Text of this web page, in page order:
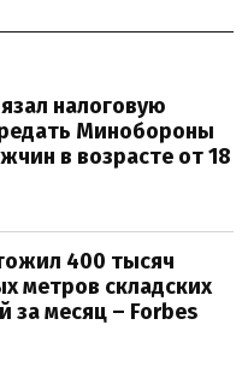
налоговую
Минобороны
в возрасте от 18
400 тысяч
метров складских
за месяц – Forbes